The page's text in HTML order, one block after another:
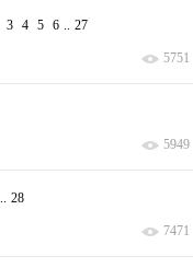
3 4 5 6 .. 27
5751
5949
.. 28
7471